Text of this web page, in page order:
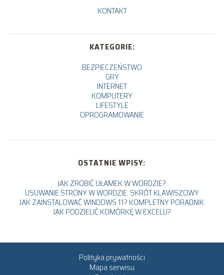
KONTAKT
KATEGORIE:
BEZPIECZEŃSTWO
GRY
INTERNET
KOMPUTERY
LIFESTYLE
OPROGRAMOWANIE
OSTATNIE WPISY:
JAK ZROBIĆ UŁAMEK W WORDZIE?
USUWANIE STRONY W WORDZIE: SKRÓT KLAWISZOWY
JAK ZAINSTALOWAĆ WINDOWS 11? KOMPLETNY PORADNIK
JAK PODZIELIĆ KOMÓRKĘ W EXCELU?
Polityka prywatności
Mapa serwisu